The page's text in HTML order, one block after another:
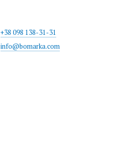
+38 098 138-31-31
info@bomarka.com